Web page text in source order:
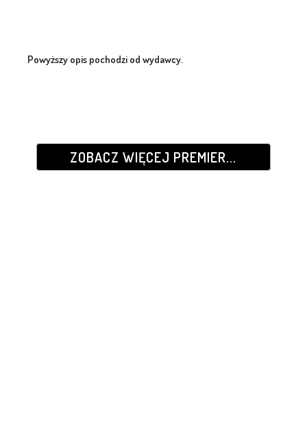
Powyższy opis pochodzi od wydawcy.
ZOBACZ WIĘCEJ PREMIER...